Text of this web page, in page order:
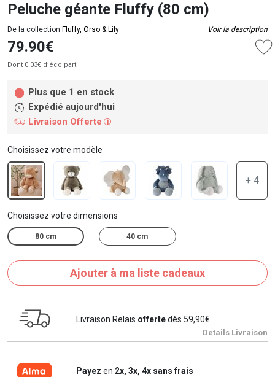
Peluche géante Fluffy (80 cm)
De la collection Fluffy, Orso & Lily Voir la description
79.90€
Dont 0.03€ d’éco part
Plus que 1 en stock
Expédié aujourd'hui
Livraison Offerte
i
Choisissez votre modèle
+ 4
Choisissez votre dimensions
80 cm 40 cm
Ajouter à ma liste cadeaux
Livraison Relais offertedès 59,90€
Details Livraison
Payez en 2x, 3x, 4x sans frais